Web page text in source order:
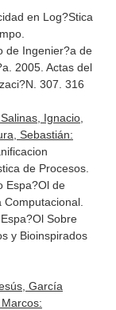
en Log?Stica
de Ingenier?a de
2005. Actas del
307. 316
Ignacio,
Sebastián:
de Procesos.
Espa?Ol de
Sobre
y Bioinspirados
García